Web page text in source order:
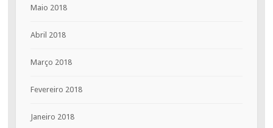
Maio 2018
Abril 2018
Março 2018
Fevereiro 2018
Janeiro 2018